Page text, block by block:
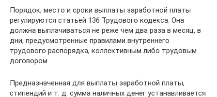
Порядок, место и сроки выплаты заработной платы
регулируются статьей 136 Трудового кодекса. Она
должна выплачиваться не реже чем два раза в месяц, в
дни, предусмотренные правилами внутреннего
трудового распорядка, коллективным либо трудовым
договором.
Предназначенная для выплаты заработной платы,
стипендий и т. д. сумма наличных денег устанавливается